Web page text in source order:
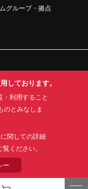
グループ・拠点
条件書(PDF)
RESERVED.
しております。
利用すること
のとみなしま
関しての詳細
ください。
ー